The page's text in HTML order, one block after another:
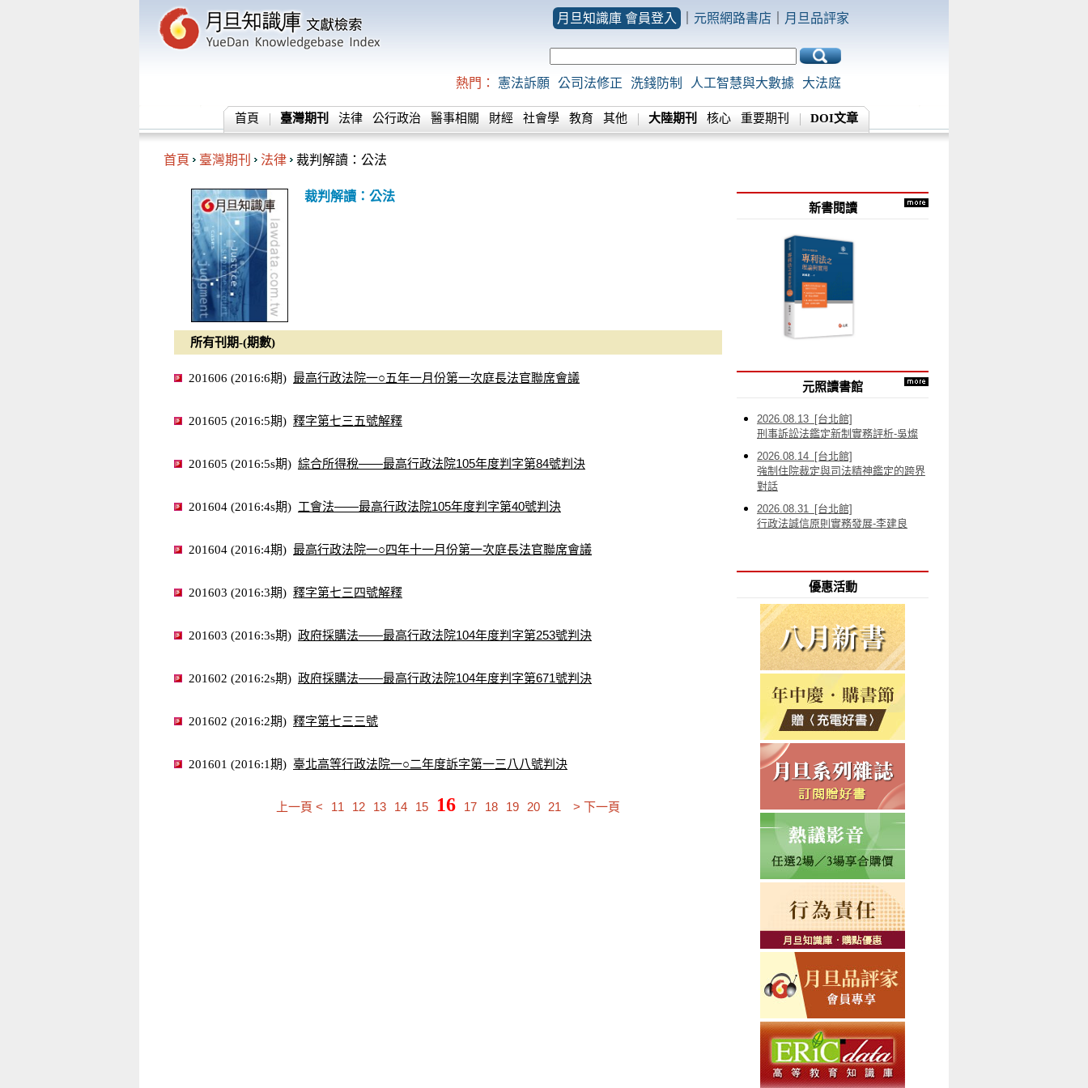
月旦知識庫 會員登入 元照網路書店 月旦品評家
熱門： 憲法訴願 公司法修正 洗錢防制 人工智慧與大數據 大法庭
首頁 臺灣期刊 法律 公行政治 醫事相關 財經 社會學 教育 其他 大陸期刊 核心 重要期刊 DOI文章
首頁 臺灣期刊 法律 裁判解讀：公法
裁判解讀：公法
所有刊期-(期數)
201606 (2016:6期) 最高行政法院一○五年一月份第一次庭長法官聯席會議
201605 (2016:5期) 釋字第七三五號解釋
201605 (2016:5s期) 綜合所得稅——最高行政法院105年度判字第84號判決
201604 (2016:4s期) 工會法——最高行政法院105年度判字第40號判決
201604 (2016:4期) 最高行政法院一○四年十一月份第一次庭長法官聯席會議
201603 (2016:3期) 釋字第七三四號解釋
201603 (2016:3s期) 政府採購法——最高行政法院104年度判字第253號判決
201602 (2016:2s期) 政府採購法——最高行政法院104年度判字第671號判決
201602 (2016:2期) 釋字第七三三號
201601 (2016:1期) 臺北高等行政法院一○二年度訴字第一三八八號判決
上一頁 < 11 12 13 14 15 16 17 18 19 20 21 > 下一頁
新書閱讀
元照讀書館
2026.08.13 [台北館]
刑事訴訟法鑑定新制實務評析-吳燦
2026.08.14 [台北館]
強制住院裁定與司法精神鑑定的跨界
對話
2026.08.31 [台北館]
行政法誠信原則實務發展-李建良
優惠活動